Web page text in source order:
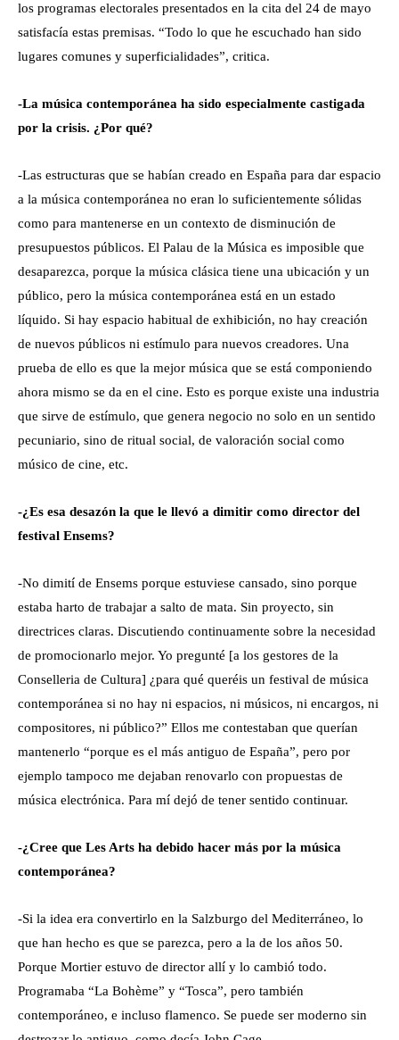
los programas electorales presentados en la cita del 24 de mayo
satisfacía estas premisas. “Todo lo que he escuchado han sido
lugares comunes y superficialidades”, critica.
-La música contemporánea ha sido especialmente castigada
por la crisis. ¿Por qué?
-Las estructuras que se habían creado en España para dar espacio
a la música contemporánea no eran lo suficientemente sólidas
como para mantenerse en un contexto de disminución de
presupuestos públicos. El Palau de la Música es imposible que
desaparezca, porque la música clásica tiene una ubicación y un
público, pero la música contemporánea está en un estado
líquido. Si hay espacio habitual de exhibición, no hay creación
de nuevos públicos ni estímulo para nuevos creadores. Una
prueba de ello es que la mejor música que se está componiendo
ahora mismo se da en el cine. Esto es porque existe una industria
que sirve de estímulo, que genera negocio no solo en un sentido
pecuniario, sino de ritual social, de valoración social como
músico de cine, etc.
-¿Es esa desazón la que le llevó a dimitir como director del
festival Ensems?
-No dimití de Ensems porque estuviese cansado, sino porque
estaba harto de trabajar a salto de mata. Sin proyecto, sin
directrices claras. Discutiendo continuamente sobre la necesidad
de promocionarlo mejor. Yo pregunté [a los gestores de la
Conselleria de Cultura] ¿para qué queréis un festival de música
contemporánea si no hay ni espacios, ni músicos, ni encargos, ni
compositores, ni público?” Ellos me contestaban que querían
mantenerlo “porque es el más antiguo de España”, pero por
ejemplo tampoco me dejaban renovarlo con propuestas de
música electrónica. Para mí dejó de tener sentido continuar.
-¿Cree que Les Arts ha debido hacer más por la música
contemporánea?
-Si la idea era convertirlo en la Salzburgo del Mediterráneo, lo
que han hecho es que se parezca, pero a la de los años 50.
Porque Mortier estuvo de director allí y lo cambió todo.
Programaba “La Bohème” y “Tosca”, pero también
contemporáneo, e incluso flamenco. Se puede ser moderno sin